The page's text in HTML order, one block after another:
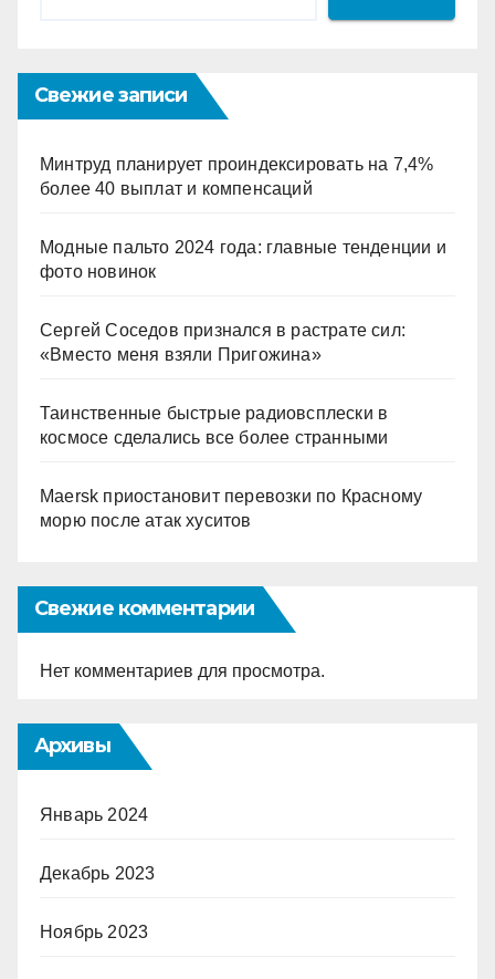
Свежие записи
Минтруд планирует проиндексировать на 7,4%
более 40 выплат и компенсаций
Модные пальто 2024 года: главные тенденции и
фото новинок
Сергей Соседов признался в растрате сил:
«Вместо меня взяли Пригожина»
Таинственные быстрые радиовсплески в
космосе сделались все более странными
Maersk приостановит перевозки по Красному
морю после атак хуситов
Свежие комментарии
Нет комментариев для просмотра.
Архивы
Январь 2024
Декабрь 2023
Ноябрь 2023